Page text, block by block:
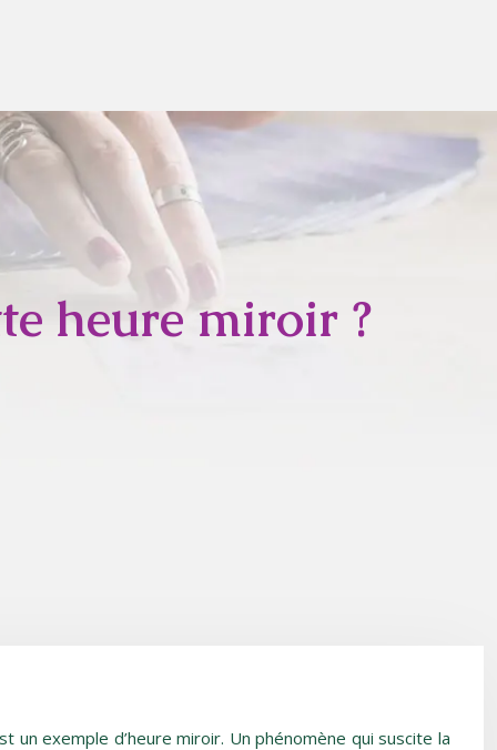
heure miroir ?
exemple d’heure miroir. Un phénomène qui suscite la